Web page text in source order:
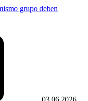
grupo deben